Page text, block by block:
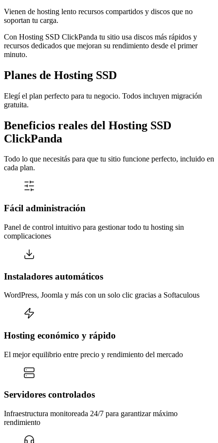
Vienen de hosting lento recursos compartidos y discos que no
soportan tu carga.
Con Hosting SSD ClickPanda tu sitio usa discos más rápidos y
recursos dedicados que mejoran su rendimiento desde el primer
minuto.
Planes de Hosting SSD
Elegí el plan perfecto para tu negocio. Todos incluyen migración
gratuita.
Beneficios reales del Hosting SSD
ClickPanda
Todo lo que necesitás para que tu sitio funcione perfecto, incluido en
cada plan.
Fácil administración
Panel de control intuitivo para gestionar todo tu hosting sin
complicaciones
Instaladores automáticos
WordPress, Joomla y más con un solo clic gracias a Softaculous
Hosting económico y rápido
El mejor equilibrio entre precio y rendimiento del mercado
Servidores controlados
Infraestructura monitoreada 24/7 para garantizar máximo
rendimiento